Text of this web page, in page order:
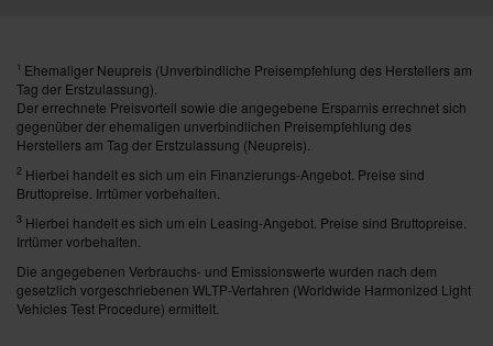
1 Ehemaliger Neupreis (Unverbindliche Preisempfehlung des Herstellers am
Tag der Erstzulassung).
Der errechnete Preisvorteil sowie die angegebene Ersparnis errechnet sich
gegenüber der ehemaligen unverbindlichen Preisempfehlung des
Herstellers am Tag der Erstzulassung (Neupreis).
2 Hierbei handelt es sich um ein Finanzierungs-Angebot. Preise sind
Bruttopreise. Irrtümer vorbehalten.
3 Hierbei handelt es sich um ein Leasing-Angebot. Preise sind Bruttopreise.
Irrtümer vorbehalten.
Die angegebenen Verbrauchs- und Emissionswerte wurden nach dem
gesetzlich vorgeschriebenen WLTP-Verfahren (Worldwide Harmonized Light
Vehicles Test Procedure) ermittelt.